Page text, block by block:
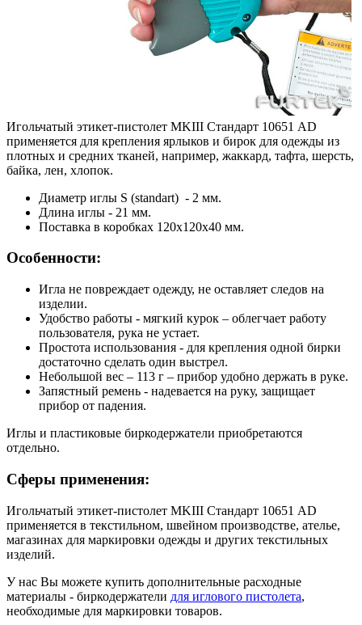
Игольчатый этикет-пистолет MKIII Стандарт 10651 AD
применяется для крепления ярлыков и бирок для одежды из
плотных и средних тканей, например, жаккард, тафта, шерсть,
байка, лен, хлопок.
Диаметр иглы S (standart) - 2 мм.
Длина иглы - 21 мм.
Поставка в коробках 120x120x40 мм.
Особенности:
Игла не повреждает одежду, не оставляет следов на
изделии.
Удобство работы - мягкий курок – облегчает работу
пользователя, рука не устает.
Простота использования - для крепления одной бирки
достаточно сделать один выстрел.
Небольшой вес – 113 г – прибор удобно держать в руке.
Запястный ремень - надевается на руку, защищает
прибор от падения.
Иглы и пластиковые биркодержатели приобретаются
отдельно.
Сферы применения:
Игольчатый этикет-пистолет MKIII Стандарт 10651 AD
применяется в текстильном, швейном производстве, ателье,
магазинах для маркировки одежды и других текстильных
изделий.
У нас Вы можете купить дополнительные расходные
материалы - биркодержатели для иглового пистолета,
необходимые для маркировки товаров.